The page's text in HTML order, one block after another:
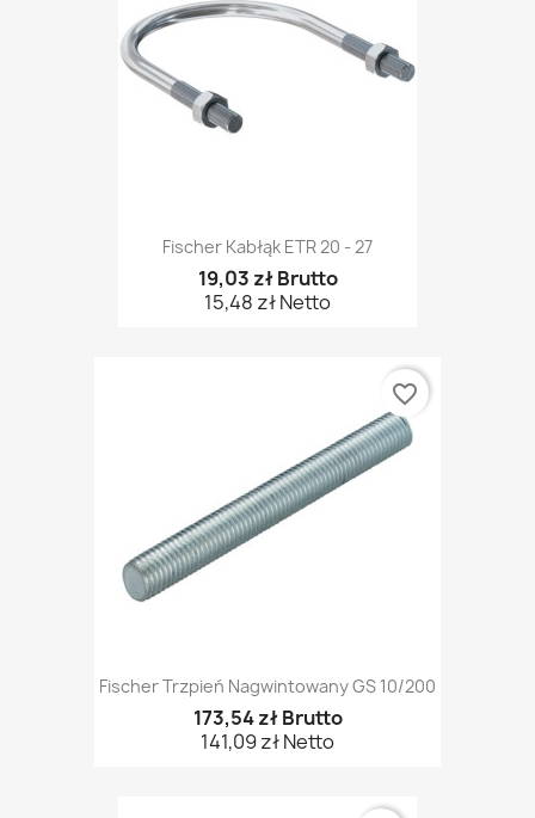
Fischer Kabłąk ETR 20 - 27
19,03 zł Brutto
15,48 zł Netto
Fischer Trzpień Nagwintowany GS 10/200
173,54 zł Brutto
141,09 zł Netto
favorite_border